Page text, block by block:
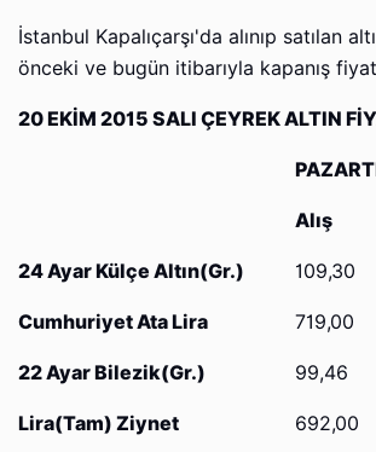
İstanbul Kapalıçarşı'da alınıp satılan
önceki ve bugün itibarıyla kapanış
20 EKİM 2015 SALI ÇEYREK ALTIN
Alış
24 Ayar Külçe Altın(Gr.) 109,30
Cumhuriyet Ata Lira 719,00
22 Ayar Bilezik(Gr.) 99,46
Lira(Tam) Ziynet 692,00